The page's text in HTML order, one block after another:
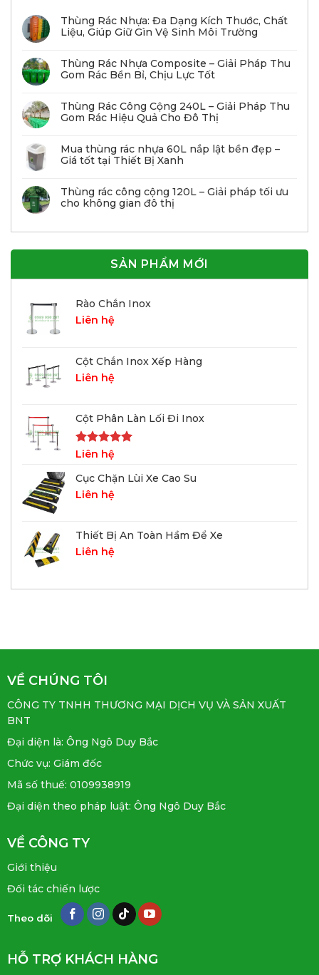
Thùng Rác Nhựa: Đa Dạng Kích Thước, Chất
Liệu, Giúp Giữ Gìn Vệ Sinh Môi Trường
Thùng Rác Nhựa Composite – Giải Pháp Thu
Gom Rác Bền Bỉ, Chịu Lực Tốt
Thùng Rác Công Cộng 240L – Giải Pháp Thu
Gom Rác Hiệu Quả Cho Đô Thị
Mua thùng rác nhựa 60L nắp lật bền đẹp –
Giá tốt tại Thiết Bị Xanh
Thùng rác công cộng 120L – Giải pháp tối ưu
cho không gian đô thị
SẢN PHẨM MỚI
Rào Chắn Inox
Liên hệ
Cột Chắn Inox Xếp Hàng
Liên hệ
Cột Phân Làn Lối Đi Inox
Được xếp
5 sao
Liên hệ
Cục Chặn Lùi Xe Cao Su
Liên hệ
Thiết Bị An Toàn Hầm Để Xe
Liên hệ
VỀ CHÚNG TÔI
CÔNG TY TNHH THƯƠNG MẠI DỊCH VỤ VÀ SẢN XUẤT
BNT
Đại diện là: Ông Ngô Duy Bắc
Chức vụ: Giám đốc
Mã số thuế: 0109938919
Đại diện theo pháp luật: Ông Ngô Duy Bắc
VỀ CÔNG TY
Giới thiệu
Đối tác chiến lược
Theo dõi
HỖ TRỢ KHÁCH HÀNG